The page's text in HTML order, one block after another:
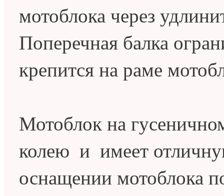
мотоблока через
Поперечная балка
крепится на раме
Мотоблок на
колею и имеет
оснащении мотоблока